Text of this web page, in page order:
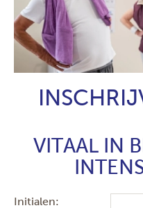
VITAAL IN
Initialen: